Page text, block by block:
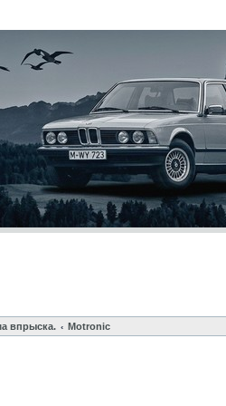
впрыска. Motronic